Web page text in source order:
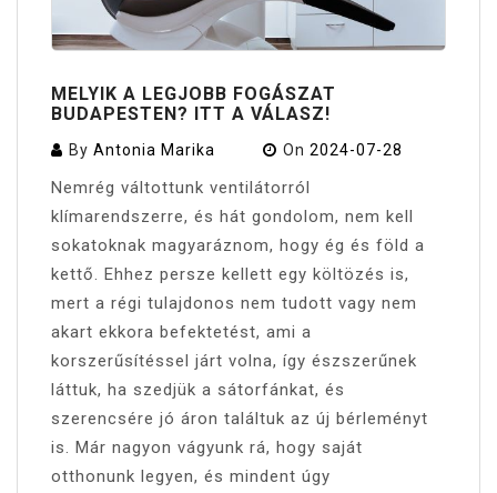
MELYIK A LEGJOBB FOGÁSZAT
BUDAPESTEN? ITT A VÁLASZ!
By Antonia Marika On 2024-07-28
Nemrég váltottunk ventilátorról
klímarendszerre, és hát gondolom, nem kell
sokatoknak magyaráznom, hogy ég és föld a
kettő. Ehhez persze kellett egy költözés is,
mert a régi tulajdonos nem tudott vagy nem
akart ekkora befektetést, ami a
korszerűsítéssel járt volna, így észszerűnek
láttuk, ha szedjük a sátorfánkat, és
szerencsére jó áron találtuk az új bérleményt
is. Már nagyon vágyunk rá, hogy saját
otthonunk legyen, és mindent úgy